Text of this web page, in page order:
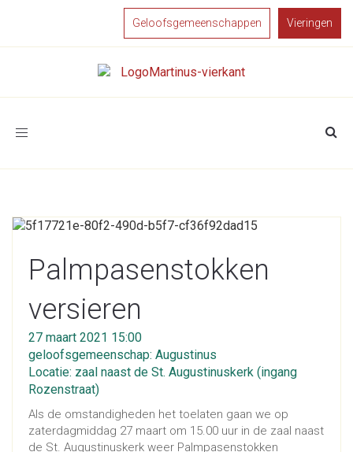
Geloofsgemeenschappen Vieringen
Toggle
Palmpasenstokken
versieren
27 maart 2021 15:00
geloofsgemeenschap: Augustinus
Locatie: zaal naast de St. Augustinuskerk (ingang
Rozenstraat)
Als de omstandigheden het toelaten gaan we op
zaterdagmiddag 27 maart om 15.00 uur in de zaal naast
de St. Augustinuskerk weer Palmpasenstokken